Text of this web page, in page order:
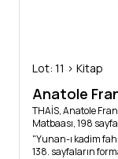
Lot: 11 > Kitap
Anatole
THAİS, Anatole
Matbaası, 198
"Yunan-ı kadim
138. sayfaların